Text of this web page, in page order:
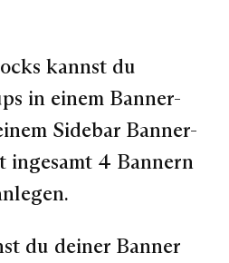
kannst du
in einem Banner-
Sidebar Banner-
ingesamt 4 Bannern
du deiner Banner